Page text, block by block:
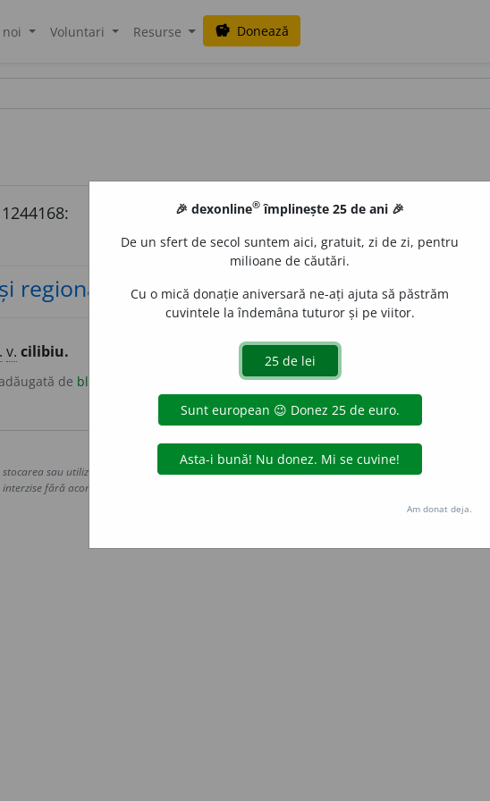
noi Voluntari Resurse savings Donează
regionalisme
v. cilibiu.
de blaurb.
Copyright © 2004-2026 dexonline (https://dexonline.ro)
sau utilizarea datelor de pe acest site, inclusiv prin orice metode de extragere automată
interzise fără acordul nostru prealabil scris, cu excepția seturilor de date oferite oficial spre utilizare
Hosterion
🎉 dexonline® împlinește 25 de ani 🎉
De un sfert de secol suntem aici, gratuit, zi de zi, pentru
milioane de căutări.
Cu o mică donație aniversară ne-ați ajuta să păstrăm
cuvintele la îndemâna tuturor și pe viitor.
Am donat deja.